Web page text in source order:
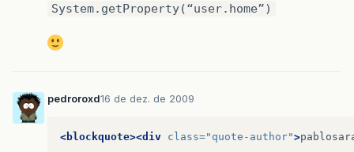
System.getProperty(“user.home”)
pedroroxd16 de dez. de 2009
<blockquote><div class="quote-author">